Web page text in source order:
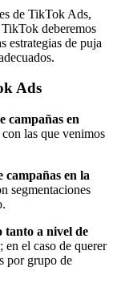
de TikTok Ads,
deberemos
estrategias de puja
Ads
campañas en
las que venimos
en la
segmentaciones
tanto a nivel de
; en el caso de querer
por grupo de